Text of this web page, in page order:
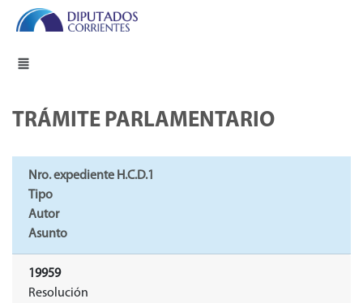
TRÁMITE PARLAMENTARIO
Nro. expediente H.C.D.1
Tipo
Autor
Asunto
19959
Resolución